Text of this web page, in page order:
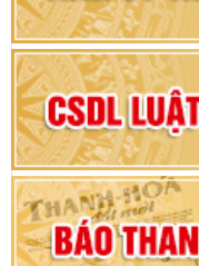
Đại hội
nhiệm
Đại hội
nhiệm kỳ
Khai
hội khóa
Phiên